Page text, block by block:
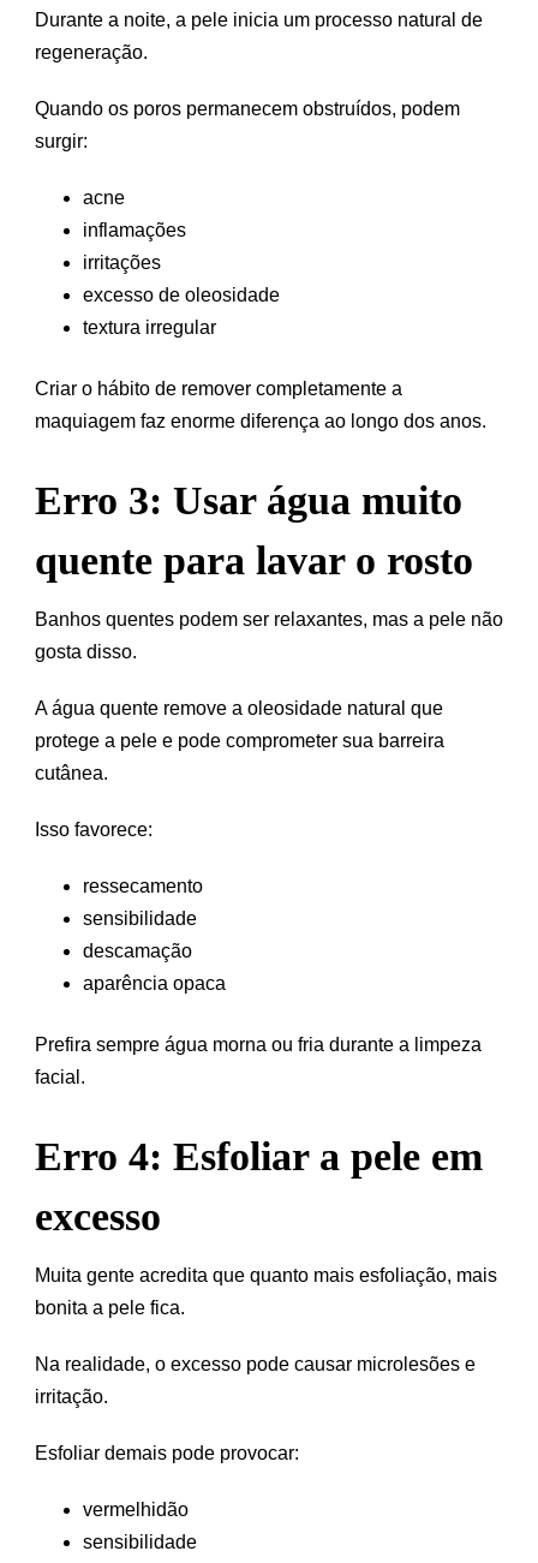
Durante a noite, a pele inicia um processo natural de
regeneração.
Quando os poros permanecem obstruídos, podem
surgir:
acne
inflamações
irritações
excesso de oleosidade
textura irregular
Criar o hábito de remover completamente a
maquiagem faz enorme diferença ao longo dos anos.
Erro 3: Usar água muito
quente para lavar o rosto
Banhos quentes podem ser relaxantes, mas a pele não
gosta disso.
A água quente remove a oleosidade natural que
protege a pele e pode comprometer sua barreira
cutânea.
Isso favorece:
ressecamento
sensibilidade
descamação
aparência opaca
Prefira sempre água morna ou fria durante a limpeza
facial.
Erro 4: Esfoliar a pele em
excesso
Muita gente acredita que quanto mais esfoliação, mais
bonita a pele fica.
Na realidade, o excesso pode causar microlesões e
irritação.
Esfoliar demais pode provocar:
vermelhidão
sensibilidade